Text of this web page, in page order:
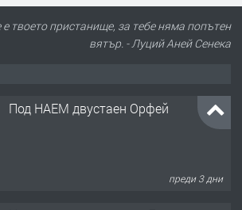
твоето пристанище, за тебе няма попътен
вятър. - Луций Аней Сенека
Под НАЕМ двустаен Орфей
преди 3 дни